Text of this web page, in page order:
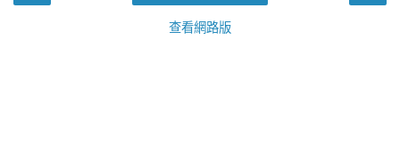
查看網路版